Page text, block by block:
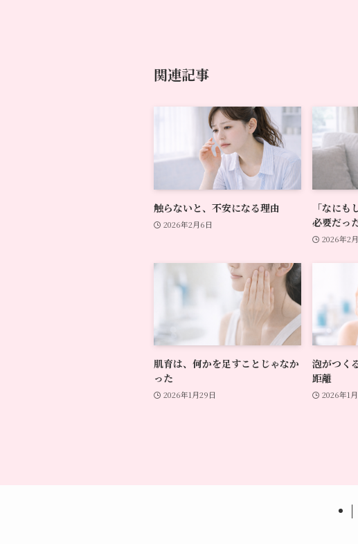
関連記事
触らないと、不安になる理由
2026年2月6日
「なに
必要だっ
2026年2
肌育は、何かを足すことじゃなか
った
2026年1月29日
泡がつく
距離
2026年1